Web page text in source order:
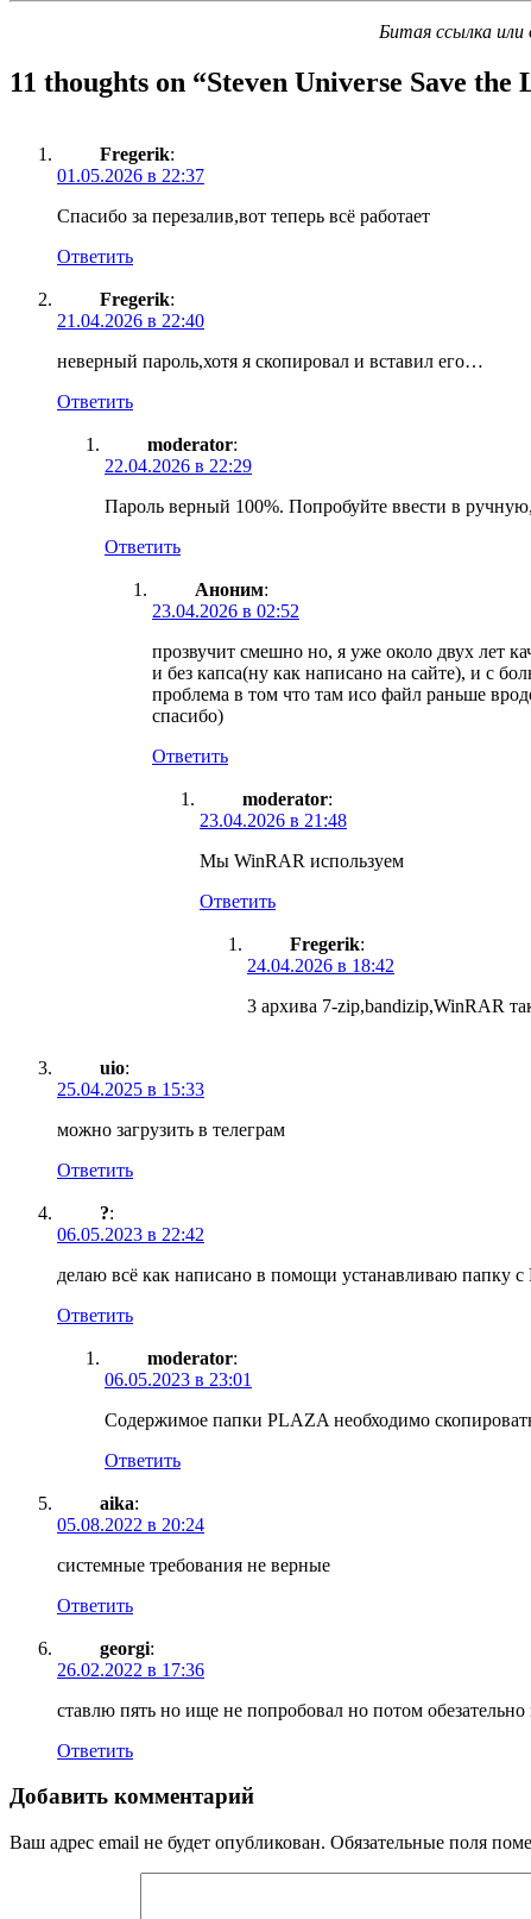
Битая ссылка
11 thoughts on “Steven Universe Save the
Fregerik:
01.05.2026 в 22:37
Спасибо за перезалив,вот теперь всё работает
Ответить
Fregerik:
21.04.2026 в 22:40
неверный пароль,хотя я скопировал и вставил его…
Ответить
moderator:
22.04.2026 в 22:29
Пароль верный 100%. Попробуйте ввести в
Ответить
Аноним:
23.04.2026 в 02:52
прозвучит смешно но, я уже около двух лет
и без капса(ну как написано на сайте), и с
проблема в том что там исо файл раньше
спасибо)
Ответить
moderator:
23.04.2026 в 21:48
Мы WinRAR используем
Ответить
Fregerik:
24.04.2026 в 18:42
3 архива 7-zip,bandizip,WinRAR
uio:
25.04.2025 в 15:33
можно загрузить в телеграм
Ответить
?:
06.05.2023 в 22:42
делаю всё как написано в помощи устанавливаю папку
Ответить
moderator:
06.05.2023 в 23:01
Содержимое папки PLAZA необходимо
Ответить
aika:
05.08.2022 в 20:24
системные требования не верные
Ответить
georgi:
26.02.2022 в 17:36
ставлю пять но ище не попробовал но потом
Ответить
Добавить комментарий
Ваш адрес email не будет опубликован. Обязательные поля